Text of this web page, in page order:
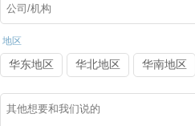
地区
华东地区 华北地区 华南地区